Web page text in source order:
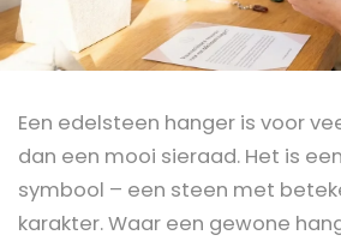
Een edelsteen hanger is voor
dan een mooi sieraad. Het is
symbool – een steen met
karakter. Waar een gewone